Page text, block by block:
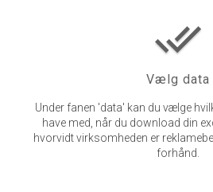
done_all
Vælg data
Under fanen 'data' kan du vælge
have med, når du download din
hvorvidt virksomheden er
forhånd.